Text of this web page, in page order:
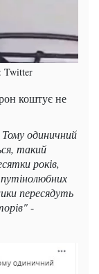
Twitter
коштує не
Тому одиничний
такий
років,
пересядуть
-